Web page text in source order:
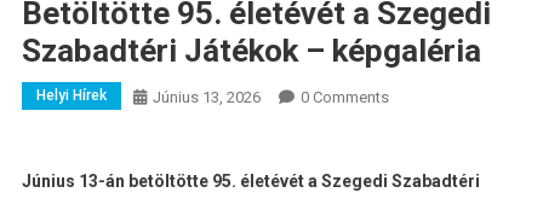
Betöltötte 95. életévét a Szegedi
Szabadtéri Játékok – képgaléria
Helyi Hírek Június 13, 2026 0 Comments
Június 13-án betöltötte 95. életévét a Szegedi Szabadtéri